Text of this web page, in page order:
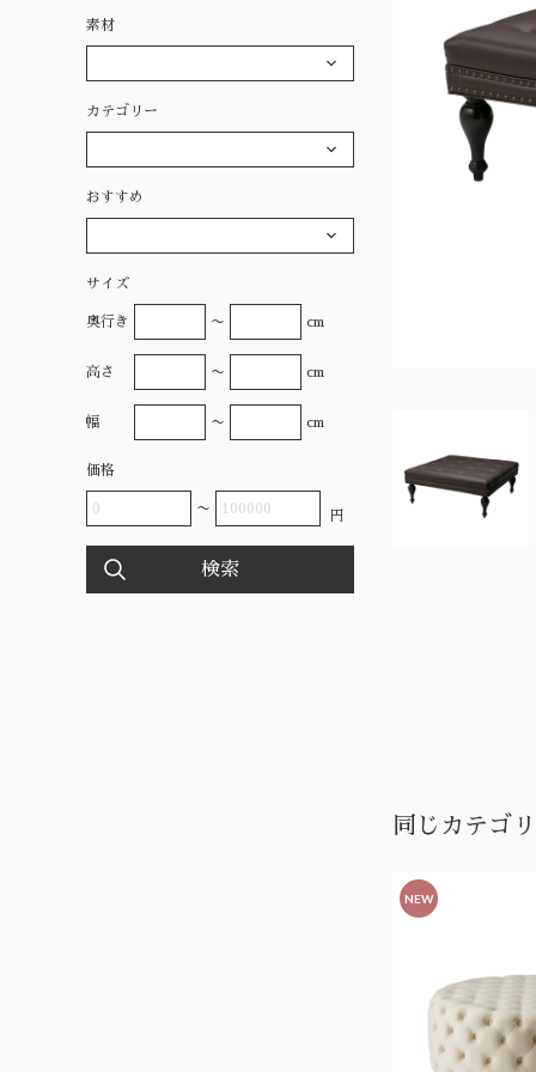
同じカテゴ
NEW
素材
カテゴリー
おすすめ
サイズ
奥行き 〜 cm
高さ 〜 cm
幅 〜 cm
価格
〜 円
検索